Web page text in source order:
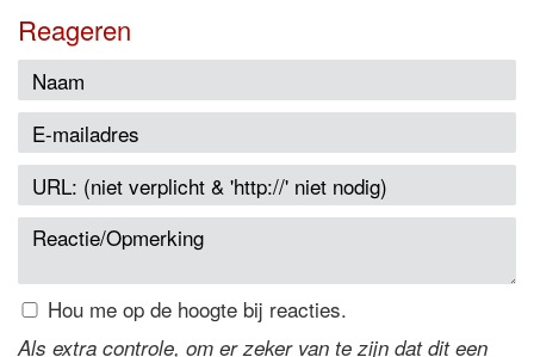
Reageren
Hou me op de hoogte bij reacties.
Als extra controle, om er zeker van te zijn dat dit een